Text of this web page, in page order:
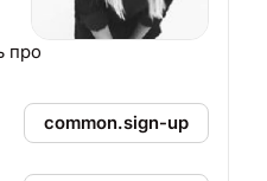
про
common.sign-up